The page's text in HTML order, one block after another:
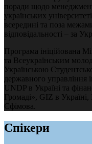
поради щодо
українських
всередині та поза
відповідальності – за
Програма ініційована
та Всеукраїнським
Українською
державного управління
UNDP в Україні та
Громаді», GIZ в
Єфімова.
Спікери